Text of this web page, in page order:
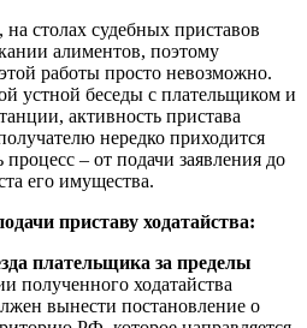
столах судебных приставов
алиментов, поэтому
работы просто невозможно.
устной беседы с плательщиком и
активность пристава
нередко приходится
– от подачи заявления до
его имущества.
приставу ходатайства:
плательщика за пределы
полученного ходатайства
вынести постановление о